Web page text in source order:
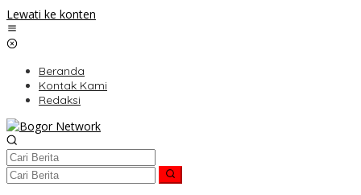
Lewati ke konten
Beranda
Kontak Kami
Redaksi